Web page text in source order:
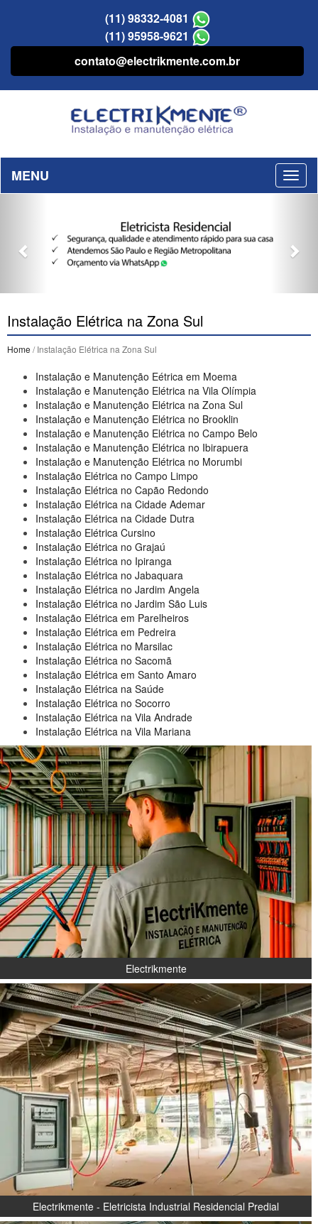
(11) 98332-4081
(11) 95958-9621
contato@electrikmente.com.br
MENU
Instalação Elétrica na Zona Sul
Home / Instalação Elétrica na Zona Sul
Instalação e Manutenção Eétrica em Moema
Instalação e Manutenção Elétrica na Vila Olímpia
Instalação e Manutenção Elétrica na Zona Sul
Instalação e Manutenção Elétrica no Brooklin
Instalação e Manutenção Elétrica no Campo Belo
Instalação e Manutenção Elétrica no Ibirapuera
Instalação e Manutenção Elétrica no Morumbi
Instalação Elétrica no Campo Limpo
Instalação Elétrica no Capão Redondo
Instalação Elétrica na Cidade Ademar
Instalação Elétrica na Cidade Dutra
Instalação Elétrica Cursino
Instalação Elétrica no Grajaú
Instalação Elétrica no Ipiranga
Instalação Elétrica no Jabaquara
Instalação Elétrica no Jardim Angela
Instalação Elétrica no Jardim São Luis
Instalação Elétrica em Parelheiros
Instalação Elétrica em Pedreira
Instalação Elétrica no Marsilac
Instalação Elétrica no Sacomã
Instalação Elétrica em Santo Amaro
Instalação Elétrica na Saúde
Instalação Elétrica no Socorro
Instalação Elétrica na Vila Andrade
Instalação Elétrica na Vila Mariana
Electrikmente
Electrikmente - Eletricista Industrial Residencial Predial